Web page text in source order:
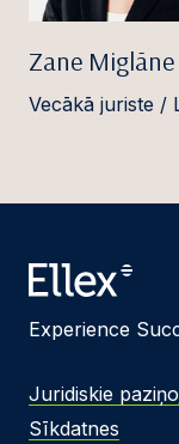
Zane Miglāne
Vecākā juriste /
Experience
Juridiskie
Sīkdatnes